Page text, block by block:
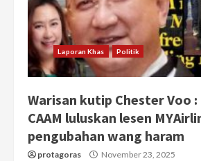
Laporan Khas Politik
Warisan kutip Chester Voo :
CAAM luluskan lesen
pengubahan wang haram
protagoras November 23, 2025